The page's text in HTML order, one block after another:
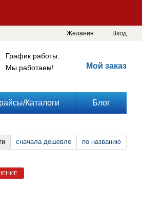
Желания Вход
График работы:
Мы работаем!
Мой заказ
Каталоги Блог
сначала дешевле по названию